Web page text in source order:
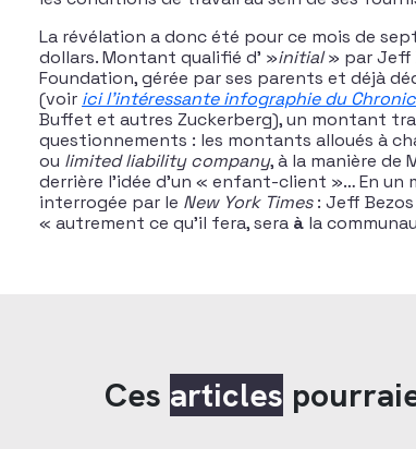
La révélation a donc été pour ce mois de
dollars. Montant qualifié d' »initial» par Jeff
Foundation, gérée par ses parents et déjà
(voir ici l’intéressante infographie du
Buffet et autres Zuckerberg), un montant
questionnements : les montants alloués à
ou limited liability company, à la manière de
derrière l’idée d’un « enfant-client »… En un
interrogée par le New York Times: Jeff
« autrement ce qu’il fera, sera à la
Ces articles